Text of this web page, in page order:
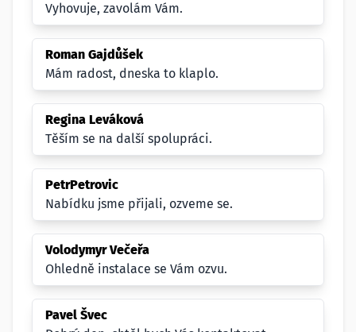
Vyhovuje, zavolám Vám.
Roman Gajdůšek
Mám radost, dneska to klaplo.
Regina Leváková
Těším se na další spolupráci.
PetrPetrovic
Nabídku jsme přijali, ozveme se.
Volodymyr Večeřa
Ohledně instalace se Vám ozvu.
Pavel Švec